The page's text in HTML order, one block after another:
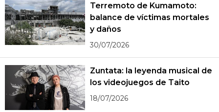
Terremoto de Kumamoto:
balance de víctimas mortales
y daños
30/07/2026
Zuntata: la leyenda musical de
los videojuegos de Taito
18/07/2026